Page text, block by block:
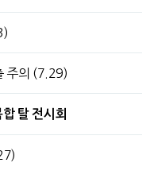
주의 (7.29)
탈 전시회